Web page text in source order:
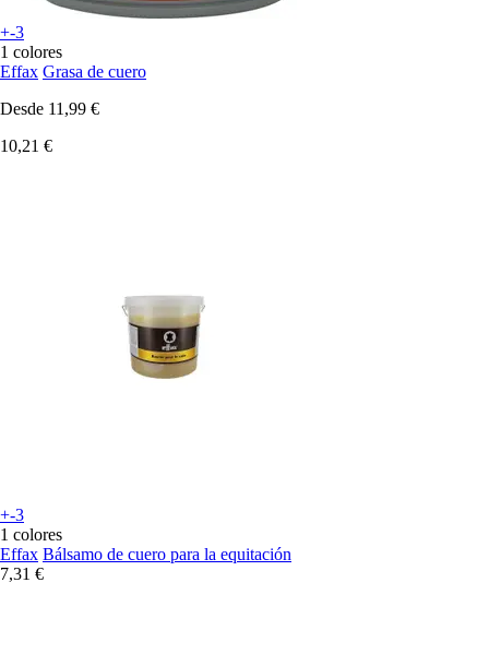
+-3
1 colores
Effax Grasa de cuero
Desde 11,99 €
10,21 €
+-3
1 colores
Effax Bálsamo de cuero para la equitación
7,31 €